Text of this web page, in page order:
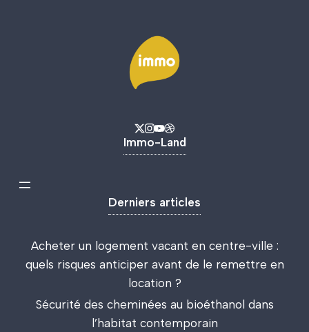
Immo-Land
Derniers articles
Acheter un logement vacant en centre-ville :
quels risques anticiper avant de le remettre en
location ?
Sécurité des cheminées au bioéthanol dans
l’habitat contemporain